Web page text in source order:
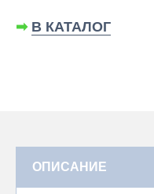
➡ В КАТАЛОГ